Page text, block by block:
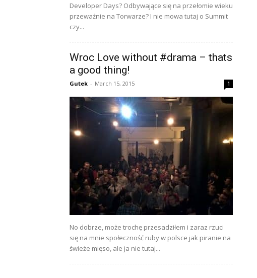
Developer Days? Odbywające się na przełomie wieku
przeważnie na Torwarze? I nie mowa tutaj o Summit
czy...
Wroc Love without #drama – thats
a good thing!
Gutek - March 15, 2015 1
No dobrze, może trochę przesadziłem i zaraz rzuci
się na mnie społeczność ruby w polsce jak piranie na
świeże mięso, ale ja nie tutaj...